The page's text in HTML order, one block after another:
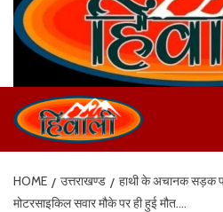
HOME उत्तराखण्ड
हाथी के अचानक सड़क
मोटरसाइकिल सवार मौके पर ही हुई मौत….